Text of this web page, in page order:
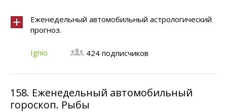
Еженедельный автомобильный астрологический
прогноз.
Ignio 424 подписчиков
158. Еженедельный автомобильный
гороскоп. Рыбы